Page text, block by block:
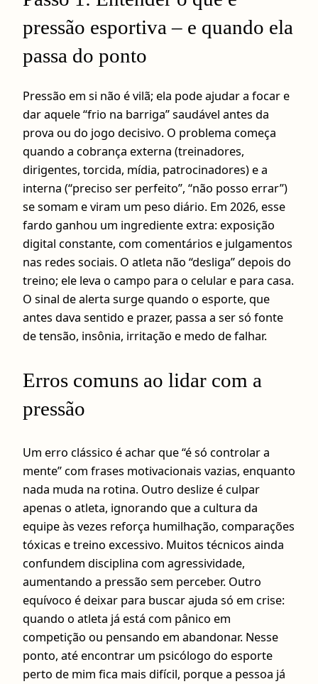
pressão esportiva – e quando ela
passa do ponto
Pressão em si não é vilã; ela pode ajudar a focar e
dar aquele “frio na barriga” saudável antes da
prova ou do jogo decisivo. O problema começa
quando a cobrança externa (treinadores,
dirigentes, torcida, mídia, patrocinadores) e a
interna (“preciso ser perfeito”, “não posso errar”)
se somam e viram um peso diário. Em 2026, esse
fardo ganhou um ingrediente extra: exposição
digital constante, com comentários e julgamentos
nas redes sociais. O atleta não “desliga” depois do
treino; ele leva o campo para o celular e para casa.
O sinal de alerta surge quando o esporte, que
antes dava sentido e prazer, passa a ser só fonte
de tensão, insônia, irritação e medo de falhar.
Erros comuns ao lidar com a
pressão
Um erro clássico é achar que “é só controlar a
mente” com frases motivacionais vazias, enquanto
nada muda na rotina. Outro deslize é culpar
apenas o atleta, ignorando que a cultura da
equipe às vezes reforça humilhação, comparações
tóxicas e treino excessivo. Muitos técnicos ainda
confundem disciplina com agressividade,
aumentando a pressão sem perceber. Outro
equívoco é deixar para buscar ajuda só em crise:
quando o atleta já está com pânico em
competição ou pensando em abandonar. Nesse
ponto, até encontrar um psicólogo do esporte
perto de mim fica mais difícil, porque a pessoa já